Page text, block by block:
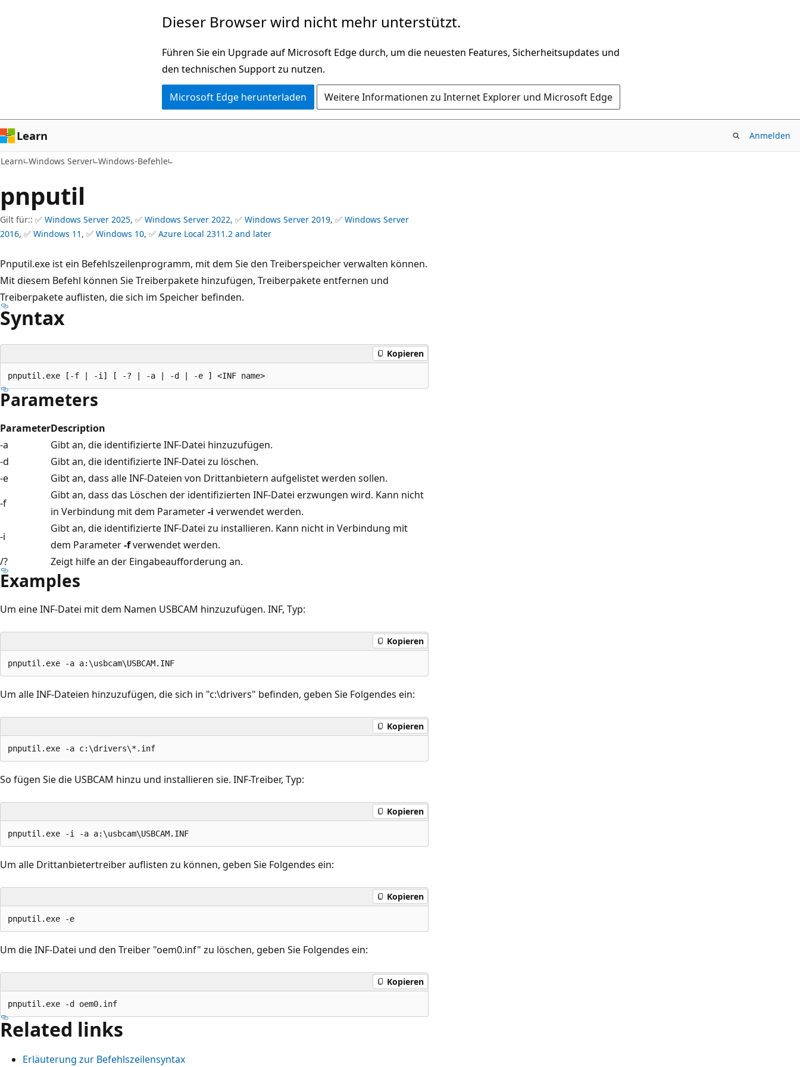
Dieser Browser wird nicht mehr unterstützt.
Führen Sie ein Upgrade auf Microsoft Edge durch, um die neuesten Features, Sicherheitsupdates und
den technischen Support zu nutzen.
Microsoft Edge herunterladen Weitere Informationen zu Internet Explorer und Microsoft Edge
Learn Anmelden
Learn Windows Server Windows-Befehle
pnputil
Gilt für:: ✅ Windows Server 2025, ✅ Windows Server 2022, ✅ Windows Server 2019, ✅ Windows Server
2016, ✅ Windows 11 , ✅ Windows 10, ✅ Azure Local 2311.2 and later
Pnputil.exe ist ein Befehlszeilenprogramm, mit dem Sie den Treiberspeicher verwalten können.
Mit diesem Befehl können Sie Treiberpakete hinzufügen, Treiberpakete entfernen und
Treiberpakete auflisten, die sich im Speicher befinden.
Syntax
Kopieren
Parameters
ParameterDescription
-a
Gibt an, die identifizierte INF-Datei hinzuzufügen.
-d
Gibt an, die identifizierte INF-Datei zu löschen.
-e
Gibt an, dass alle INF-Dateien von Drittanbietern aufgelistet werden sollen.
-f
Gibt an, dass das Löschen der identifizierten INF-Datei erzwungen wird. Kann nicht
in Verbindung mit dem Parameter-i verwendet werden.
-i
Gibt an, die identifizierte INF-Datei zu installieren. Kann nicht in Verbindung mit
dem Parameter-fverwendet werden.
/?
Zeigt hilfe an der Eingabeaufforderung an.
Examples
Um eine INF-Datei mit dem Namen USBCAM hinzuzufügen. INF, Typ:
Kopieren
Um alle INF-Dateien hinzuzufügen, die sich in "c:\drivers" befinden, geben Sie Folgendes ein:
Kopieren
So fügen Sie die USBCAM hinzu und installieren sie. INF-Treiber, Typ:
Kopieren
Um alle Drittanbietertreiber auflisten zu können, geben Sie Folgendes ein:
Kopieren
Um die INF-Datei und den Treiber "oem0.inf" zu löschen, geben Sie Folgendes ein:
Kopieren
Related links
Erläuterung zur Befehlszeilensyntax